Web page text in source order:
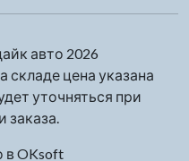
авто 2026
складе цена указана
уточняться при
заказа.
в OKsoft